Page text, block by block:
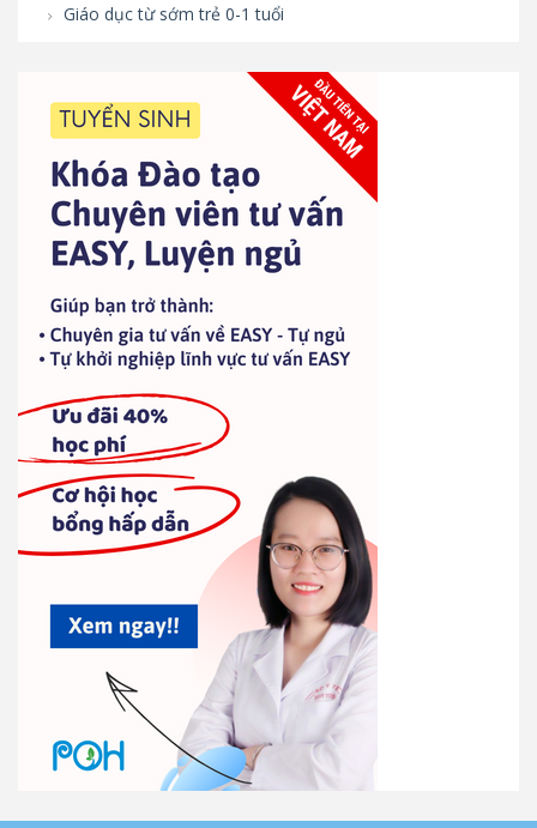
Giáo dục từ sớm trẻ 0-1 tuổi